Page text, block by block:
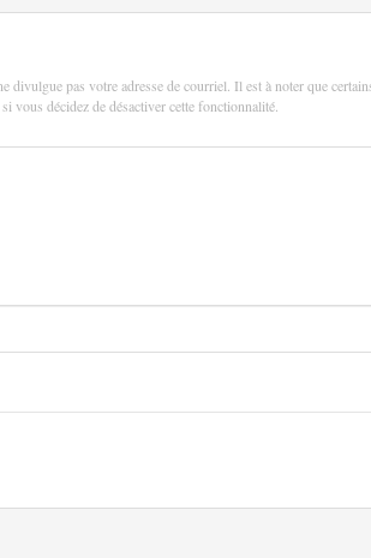
divulgue pas votre adresse de courriel. Il est à noter que
vous décidez de désactiver cette fonctionnalité.